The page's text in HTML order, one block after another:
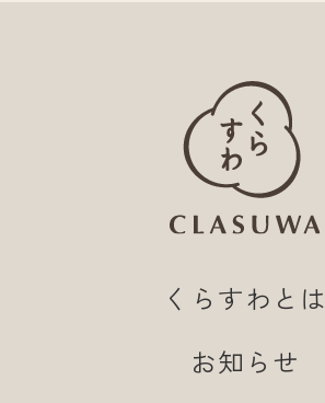
くらすわとは
お知らせ